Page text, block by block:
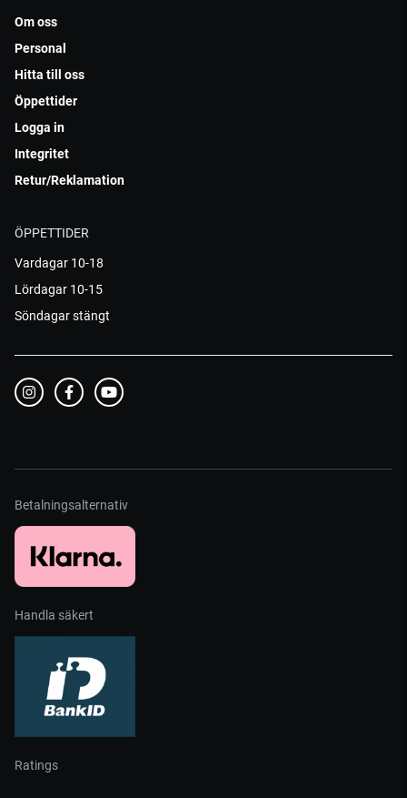
Om oss
Personal
Hitta till oss
Öppettider
Logga in
Integritet
Retur/Reklamation
ÖPPETTIDER
Vardagar 10-18
Lördagar 10-15
Söndagar stängt
Betalningsalternativ
Handla säkert
Ratings